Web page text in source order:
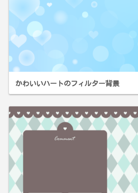
かわいいハートのフィルター背景